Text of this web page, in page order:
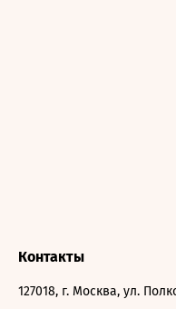
Контакты
127018, г. Москва, ул.